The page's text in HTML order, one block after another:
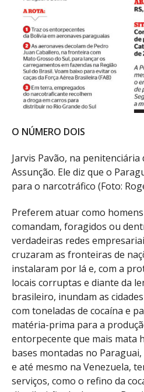
O NÚMERO DOIS
Jarvis Pavão, na penitenciária
Assunção. Ele diz que o
para o narcotráfico (Foto:
Preferem atuar como
comandam, foragidos ou
verdadeiras redes
cruzaram as fronteiras de
instalaram por lá e, com a
locais corruptas e diante da
brasileiro, inundam as
com toneladas de cocaína e
matéria-prima para a
entorpecente que mais mata
bases montadas no
e até mesmo na Venezuela,
serviços, como o refino da